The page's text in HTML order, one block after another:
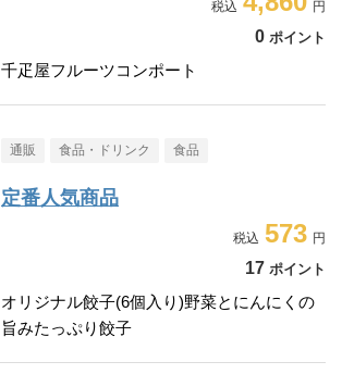
0 ポイント
千疋屋フルーツコンポート
通販 食品・ドリンク 食品
定番人気商品
573
17 ポイント
オリジナル餃子(6個入り)野菜とにんにくの
旨みたっぷり餃子